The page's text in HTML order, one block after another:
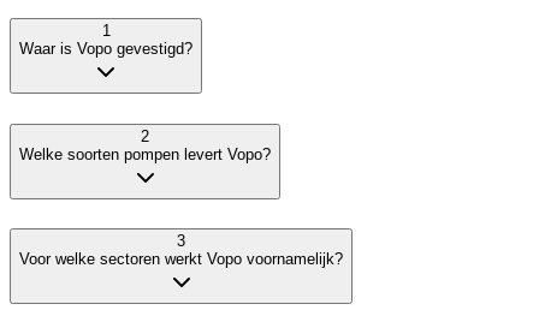
1
Waar is Vopo gevestigd?
2
Welke soorten pompen levert Vopo?
3
Voor welke sectoren werkt Vopo voornamelijk?